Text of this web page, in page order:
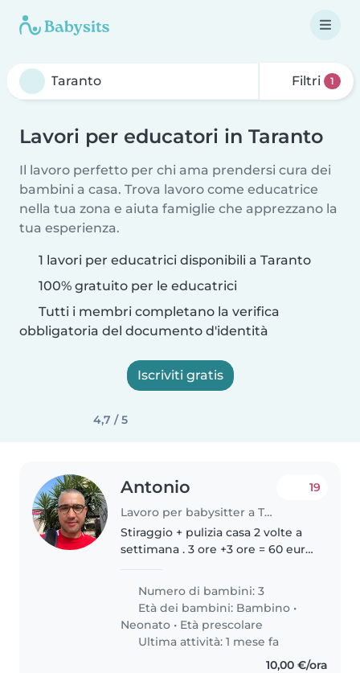
Filtri 1
Lavori per educatori in Taranto
Il lavoro perfetto per chi ama prendersi cura dei
bambini a casa. Trova lavoro come educatrice
nella tua zona e aiuta famiglie che apprezzano la
tua esperienza.
1 lavori per educatrici disponibili a Taranto
100% gratuito per le educatrici
Tutti i membri completano la verifica
obbligatoria del documento d'identità
Iscriviti gratis
4,7 / 5
Antonio
Lavoro per babysitter a Taranto
19
Stiraggio + pulizia casa 2 volte a
settimana . 3 ore +3 ore = 60 euro
bimbi cerchiamo professionista
doposcuola che si occupa di 3
bambini ogni giorno..
Numero di bambini: 3
Età dei bambini: Bambino •
Neonato • Età prescolare
Ultima attività: 1 mese fa
10,00 €/ora